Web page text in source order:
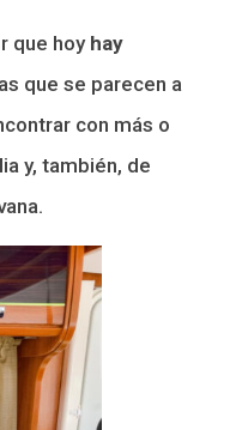
que hoyhay
que se parecen a
con más o
y, también, de